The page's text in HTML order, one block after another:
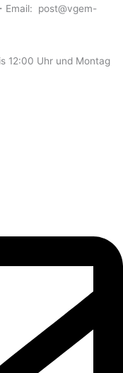
Email: post@vgem-
12:00 Uhr und Montag